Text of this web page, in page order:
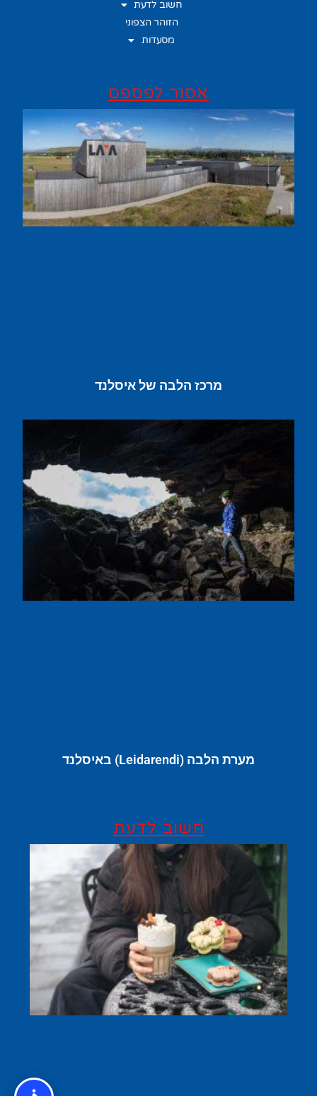
חשוב לדעת
הזוהר הצפוני
מסעדות
אסור לפספס
מרכז הלבה של איסלנד
מערת הלבה (Leidarendi) באיסלנד
חשוב לדעת